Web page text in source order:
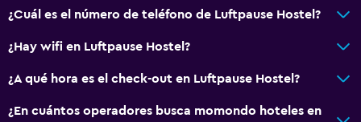
Lavandería
Zona de trabajo
¿Cuál es el número de teléfono de Luftpause Hostel?
¿Hay wifi en Luftpause Hostel?
¿A qué hora es el check-out en Luftpause Hostel?
¿En cuántos operadores busca momondo hoteles en